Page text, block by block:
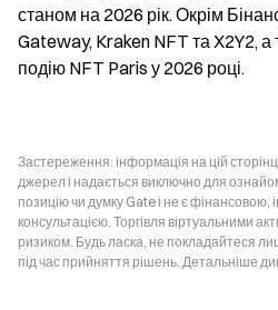
станом на 2026 рік. Окрім
Gateway, Kraken NFT та X2Y2,
подію NFT Paris у 2026 році.
Застереження: інформація на цій
джерел і надається виключно для
позицію чи думку Gate і не є
консультацією. Торгівля віртуальними
ризиком. Будь ласка, не покладайтеся
під час прийняття рішень. Детальніше